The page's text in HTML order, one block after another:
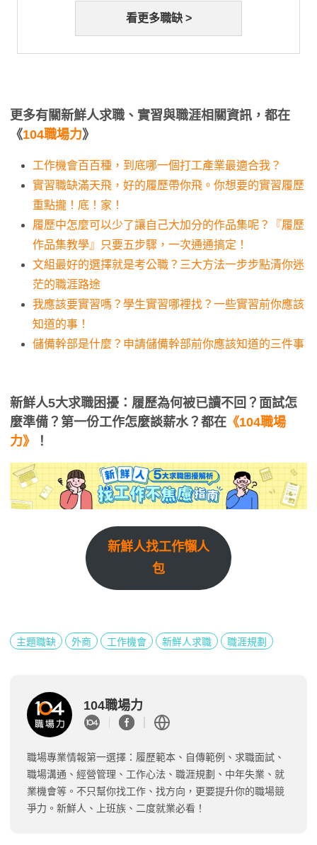
看更多職缺 >
更多有關新鮮人求職、實習與職涯相關資訊，都在
《104職場力》
工作機會百百種，到底哪一個打工產業最適合我？
實習職缺滿天飛，好的履歷帶你飛。你想要的實習履歷
重點攏！底！家！
履歷中怎麼可以少了讓自己大加分的作品集呢？『履歷
作品集教學』只要五步驟，一次通通搞定！
文組最好的選擇就是考公職？三大方法一步步點清你迷
茫的職涯路途
我應該要實習嗎？學生實習哪裡找？一些實習前你應該
知道的事！
儲備幹部是什麼？申請儲備幹部前你應該知道的三件事
新鮮人5大求職困擾：履歷為何被已讀不回？面試怎
麼準備？第一份工作怎麼談薪水？都在 《104職場
力》
！
新鮮人找工作懶人
包
主題職缺 外商 工作機會 新鮮人求職 職涯規劃
104職場力
職場專業情報第一選擇：履歷範本、自傳範例、求職面試、
職場溝通、經營管理、工作心法、職涯規劃、中年失業、就
業機會等。不只幫你找工作、找方向，更要提升你的職場競
爭力。新鮮人、上班族、二度就業必看！